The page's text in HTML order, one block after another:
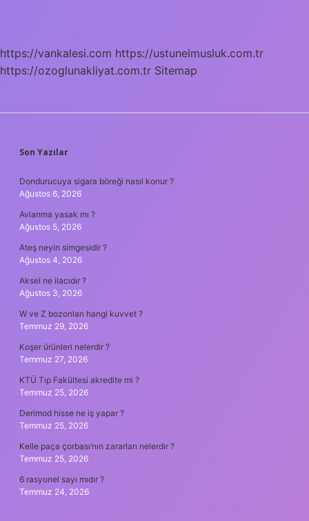
https://vankalesi.com https://ustunelmusluk.com.tr
https://ozoglunakliyat.com.tr Sitemap
SIDEBAR
Son Yazılar
Dondurucuya sigara böreği nasıl konur ?
Ağustos 6, 2026
Avlanma yasak mı ?
Ağustos 5, 2026
Ateş neyin simgesidir ?
Ağustos 4, 2026
Aksel ne ilacıdır ?
Ağustos 3, 2026
W ve Z bozonları hangi kuvvet ?
Temmuz 29, 2026
Koşer ürünleri nelerdir ?
Temmuz 27, 2026
KTÜ Tıp Fakültesi akredite mi ?
Temmuz 25, 2026
Derimod hisse ne iş yapar ?
Temmuz 25, 2026
Kelle paça çorbası’nın zararları nelerdir ?
Temmuz 25, 2026
6 rasyonel sayı mıdır ?
Temmuz 24, 2026